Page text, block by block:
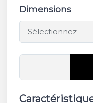
Dimensions